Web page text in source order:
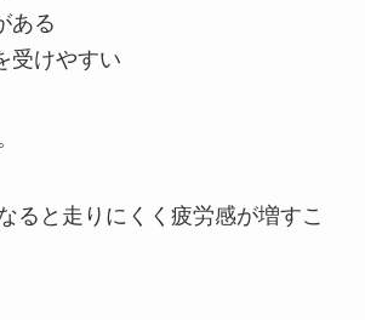
ある
受けやすい
ると走りにくく疲労感が増すこ